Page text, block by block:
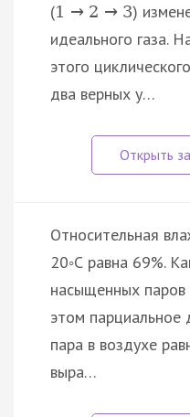
(1 → 2 → 3)
идеального газа.
этого
два верных у…
Относительная
20◦С равна 69%.
насыщенных паров
этом парциальное
пара в воздухе
выра…